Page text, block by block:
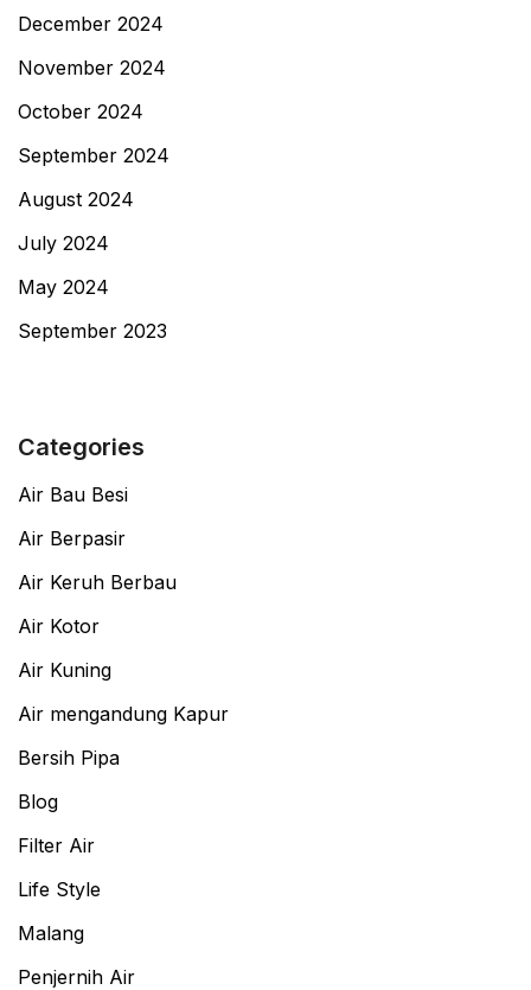
December 2024
November 2024
October 2024
September 2024
August 2024
July 2024
May 2024
September 2023
Categories
Air Bau Besi
Air Berpasir
Air Keruh Berbau
Air Kotor
Air Kuning
Air mengandung Kapur
Bersih Pipa
Blog
Filter Air
Life Style
Malang
Penjernih Air